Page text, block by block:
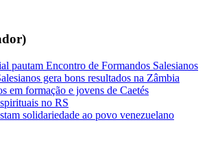
pautam Encontro de Formandos Salesianos
gera bons resultados na Zâmbia
em formação e jovens de Caetés
no RS
solidariedade ao povo venezuelano